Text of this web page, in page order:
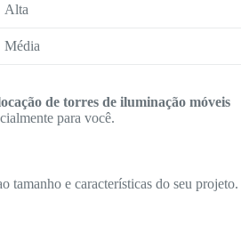
Alta
Média
de torres de iluminação móveis
para você.
tamanho e características do seu projeto.